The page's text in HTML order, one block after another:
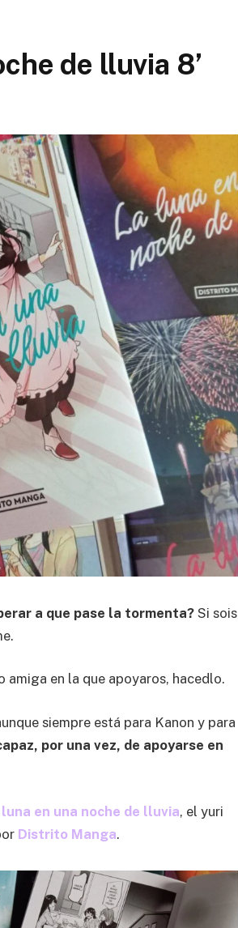
de lluvia 8’
a que pase la tormenta? Si sois
amiga en la que apoyaros, hacedlo.
siempre está para Kanon y para
por una vez, de apoyarse en
luna en una noche de lluvia, el yuri
Distrito Manga.